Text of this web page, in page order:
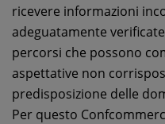
ricevere informazioni
adeguatamente
percorsi che possono
aspettative non
predisposizione delle
Per questo